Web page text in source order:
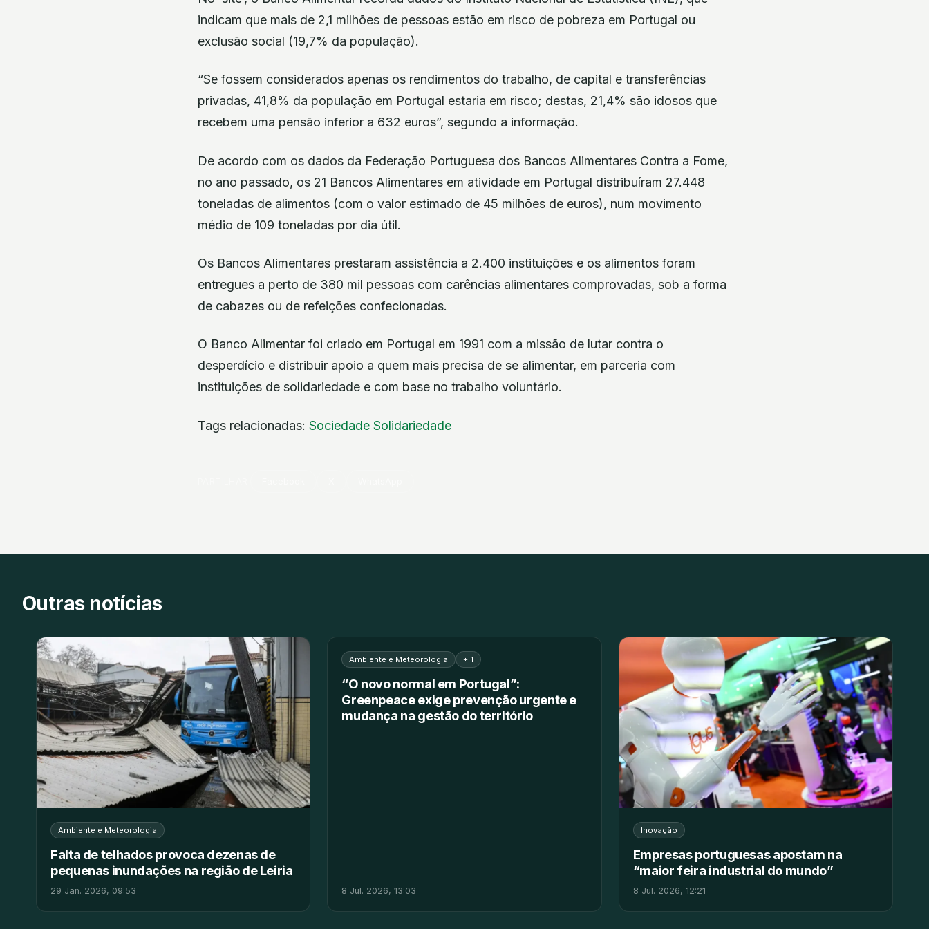
indicam que mais de 2,1 milhões de pessoas estão em risco de pobreza em Portugal ou
exclusão social (19,7% da população).
“Se fossem considerados apenas os rendimentos do trabalho, de capital e transferências
privadas, 41,8% da população em Portugal estaria em risco; destas, 21,4% são idosos que
recebem uma pensão inferior a 632 euros”, segundo a informação.
De acordo com os dados da Federação Portuguesa dos Bancos Alimentares Contra a Fome,
no ano passado, os 21 Bancos Alimentares em atividade em Portugal distribuíram 27.448
toneladas de alimentos (com o valor estimado de 45 milhões de euros), num movimento
médio de 109 toneladas por dia útil.
Os Bancos Alimentares prestaram assistência a 2.400 instituições e os alimentos foram
entregues a perto de 380 mil pessoas com carências alimentares comprovadas, sob a forma
de cabazes ou de refeições confecionadas.
O Banco Alimentar foi criado em Portugal em 1991 com a missão de lutar contra o
desperdício e distribuir apoio a quem mais precisa de se alimentar, em parceria com
instituições de solidariedade e com base no trabalho voluntário.
Tags relacionadas: Sociedade Solidariedade
Outras notícias
Ambiente e Meteorologia
Falta de telhados provoca dezenas de
pequenas inundações na região de Leiria
29 Jan. 2026, 09:53
Ambiente e Meteorologia + 1
“O novo normal em Portugal”:
Greenpeace exige prevenção urgente e
mudança na gestão do território
8 Jul. 2026, 13:03
Inovação
Empresas portuguesas apostam na
“maior feira industrial do mundo”
8 Jul. 2026, 12:21